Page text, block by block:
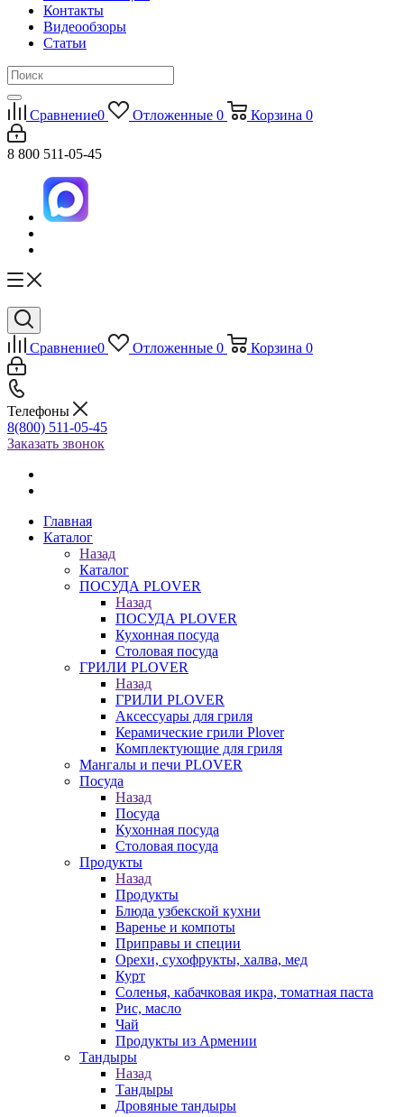
Контакты
Видеообзоры
Статьи
Сравнение0 Отложенные 0 Корзина 0
8 800 511-05-45
Сравнение0 Отложенные 0 Корзина 0
Телефоны
8(800) 511-05-45
Заказать звонок
Главная
Каталог
Назад
Каталог
ПОСУДА PLOVER
Назад
ПОСУДА PLOVER
Кухонная посуда
Столовая посуда
ГРИЛИ PLOVER
Назад
ГРИЛИ PLOVER
Аксессуары для гриля
Керамические грили Plover
Комплектующие для гриля
Мангалы и печи PLOVER
Посуда
Назад
Посуда
Кухонная посуда
Столовая посуда
Продукты
Назад
Продукты
Блюда узбекской кухни
Варенье и компоты
Приправы и специи
Орехи, сухофрукты, халва, мед
Курт
Соленья, кабачковая икра, томатная паста
Рис, масло
Чай
Продукты из Армении
Тандыры
Назад
Тандыры
Дровяные тандыры